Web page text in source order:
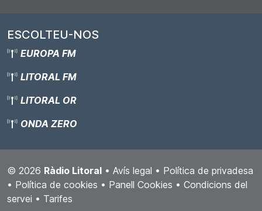
ESCOLTEU-NOS
EUROPA FM
LITORAL FM
LITORAL OR
ONDA ZERO
© 2026 Ràdio Litoral • Avís legal • Política de privadesa
• Política de cookies • Panell Cookies • Condicions del
servei • Tarifes